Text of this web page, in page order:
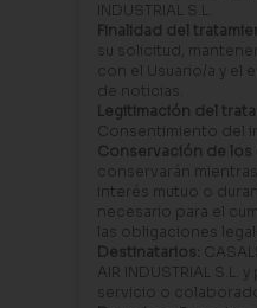
INDUSTRIAL S.L.
Finalidad del
su solicitud,
con el Usuario/a y el
de noticias.
Legitimación del
Consentimiento del
Conservación de los
conservarán
interés mutuo o
necesario para el
las obligaciones
Destinatarios:
AIR INDUSTRIAL S.L.
servicio o